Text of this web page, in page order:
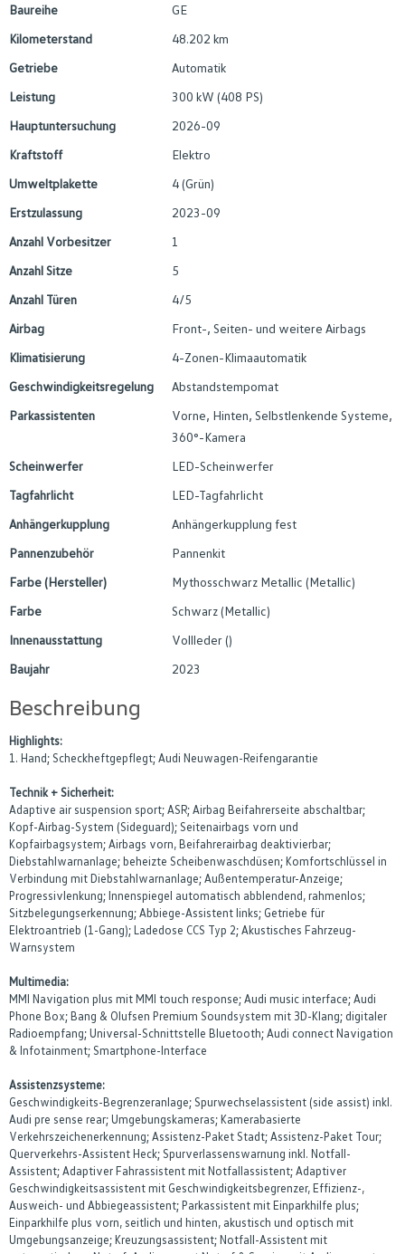
Baureihe
GE
Kilometerstand
48.202 km
Getriebe
Automatik
Leistung
300 kW (408 PS)
Hauptuntersuchung
2026-09
Kraftstoff
Elektro
Umweltplakette
4 (Grün)
Erstzulassung
2023-09
Anzahl Vorbesitzer
1
Anzahl Sitze
5
Anzahl Türen
4/5
Airbag
Front-, Seiten- und weitere Airbags
Klimatisierung
4-Zonen-Klimaautomatik
Geschwindigkeitsregelung
Abstandstempomat
Parkassistenten
Vorne, Hinten, Selbstlenkende Systeme,
360°-Kamera
Scheinwerfer
LED-Scheinwerfer
Tagfahrlicht
LED-Tagfahrlicht
Anhängerkupplung
Anhängerkupplung fest
Pannenzubehör
Pannenkit
Farbe (Hersteller)
Mythosschwarz Metallic (Metallic)
Farbe
Schwarz (Metallic)
Innenausstattung
Vollleder ()
Baujahr
2023
Beschreibung
Highlights:
1. Hand; Scheckheftgepflegt; Audi Neuwagen-Reifengarantie
Technik + Sicherheit:
Adaptive air suspension sport; ASR; Airbag Beifahrerseite abschaltbar;
Kopf-Airbag-System (Sideguard); Seitenairbags vorn und
Kopfairbagsystem; Airbags vorn, Beifahrerairbag deaktivierbar;
Diebstahlwarnanlage; beheizte Scheibenwaschdüsen; Komfortschlüssel in
Verbindung mit Diebstahlwarnanlage; Außentemperatur-Anzeige;
Progressivlenkung; Innenspiegel automatisch abblendend, rahmenlos;
Sitzbelegungserkennung; Abbiege-Assistent links; Getriebe für
Elektroantrieb (1-Gang); Ladedose CCS Typ 2; Akustisches Fahrzeug-
Warnsystem
Multimedia:
MMI Navigation plus mit MMI touch response; Audi music interface; Audi
Phone Box; Bang & Olufsen Premium Soundsystem mit 3D-Klang; digitaler
Radioempfang; Universal-Schnittstelle Bluetooth; Audi connect Navigation
& Infotainment; Smartphone-Interface
Assistenzsysteme:
Geschwindigkeits-Begrenzeranlage; Spurwechselassistent (side assist) inkl.
Audi pre sense rear; Umgebungskameras; Kamerabasierte
Verkehrszeichenerkennung; Assistenz-Paket Stadt; Assistenz-Paket Tour;
Querverkehrs-Assistent Heck; Spurverlassenswarnung inkl. Notfall-
Assistent; Adaptiver Fahrassistent mit Notfallassistent; Adaptiver
Geschwindigkeitsassistent mit Geschwindigkeitsbegrenzer, Effizienz-,
Ausweich- und Abbiegeassistent; Parkassistent mit Einparkhilfe plus;
Einparkhilfe plus vorn, seitlich und hinten, akustisch und optisch mit
Umgebungsanzeige; Kreuzungsassistent; Notfall-Assistent mit